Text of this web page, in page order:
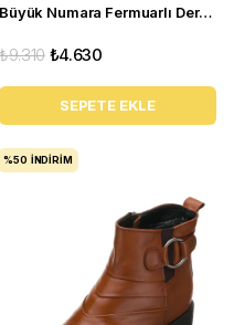
Büyük Numara Fermuarlı Deri Kadın BOT YSM06 Kahve
₺4.630
₺9.310
SEPETE EKLE
%50 İNDIRIM